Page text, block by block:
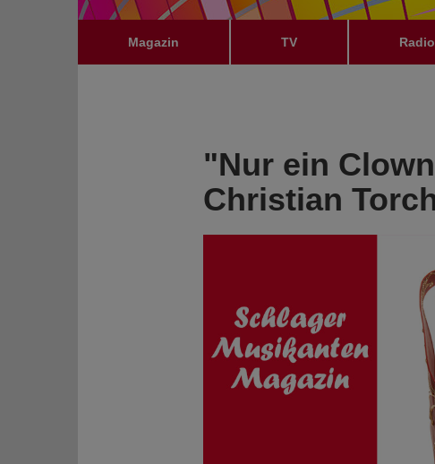
Magazin TV Radio
"Nur ein
Christian